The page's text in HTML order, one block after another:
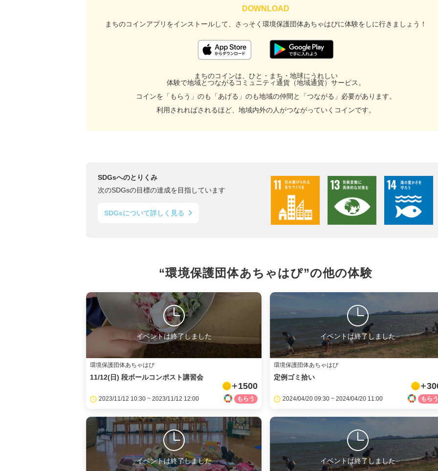
facebook
メール
URLをコピー
まちのコインアプリをインストールして、 さっそく環境保護団体あちゃはぴに体験をしに行きましょう！
まちのコインは、ひと・まち・地球にうれしい
体験で地域とつながるコミュニティ通貨（地域通貨）サービス。
コインを「もらう」のも「あげる」のも地域の仲間と「つながる」必要があります。
利用されればされるほど、地域内外の人がつながっていくコインです。
SDGsへのとりくみ
次のSDGsの目標の達成を目指しています
SDGsについて詳しく見る
“環境保護団体あちゃはぴ”の他の体験
イベントは終了しました
環境保護団体あちゃはぴ
11/12(日) 段ボールコンポスト講習会
1500
2023/11/12 10:30 ~ 2023/11/12 12:00
イベントは終了しました
環境保護団体あちゃはぴ
定例ゴミ拾い
2024/04/20 09:30 ~ 2024/04/20 11:00
イベントは終了しました イベントは終了しました